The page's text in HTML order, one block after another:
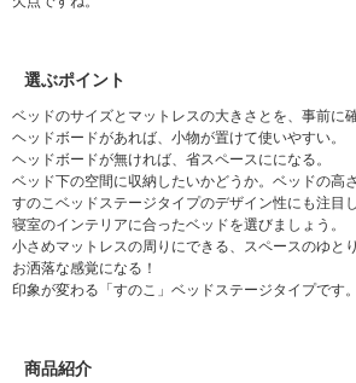
選ぶポイント
ベッドのサイズとマットレスの大きさとを、事前に
ヘッドボードがあれば、小物が置けて使いやすい。
ヘッドボードが無ければ、省スペースにになる。
ベッド下の空間に収納したいかどうか。ベッドの高
すのこベッドステージタイプのデザイン性にも注目
寝室のインテリアに合ったベッドを選びましょう。
小さめマットレスの周りにできる、スペースのゆと
お洒落な感覚になる！
印象が変わる「すのこ」ベッドステージタイプです。
商品紹介